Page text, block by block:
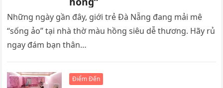
Những ngày gần đây, giới trẻ Đà Nẵng đang mải mê
“sống ảo” tại nhà thờ màu hồng siêu dễ thương. Hãy rủ
ngay đám bạn thân…
Điểm Đến